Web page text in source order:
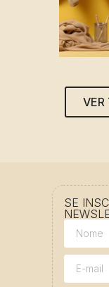
VER
SE